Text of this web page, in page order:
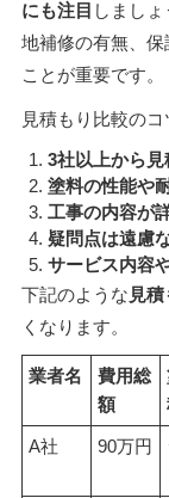
にも注目 しまし
地補修の有無、
ことが重要です。
見積もり比較のコ
3社以上から
塗料の性能や
工事の内容が
疑問点は遠慮
サービス内容
下記のような 見
くなります。
業者名
費用総
額
A社 90万円